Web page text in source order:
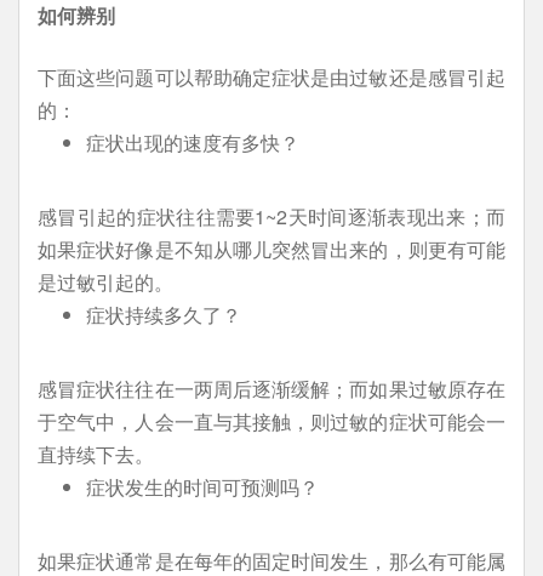
如何辨别
下面这些问题可以帮助确定症状是由过敏还是感冒引起
的：
症状出现的速度有多快？
感冒引起的症状往往需要1~2天时间逐渐表现出来；而
如果症状好像是不知从哪儿突然冒出来的，则更有可能
是过敏引起的。
症状持续多久了？
感冒症状往往在一两周后逐渐缓解；而如果过敏原存在
于空气中，人会一直与其接触，则过敏的症状可能会一
直持续下去。
症状发生的时间可预测吗？
如果症状通常是在每年的固定时间发生，那么有可能属